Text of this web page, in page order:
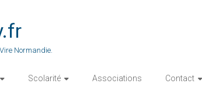
Normandie.
Scolarité Associations Contact